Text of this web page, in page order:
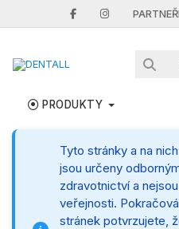
PARTNEŘI
PRODUKTY
Tyto stránky a na
jsou určeny
zdravotnictví a
veřejnosti.
stránek potvrzujete,